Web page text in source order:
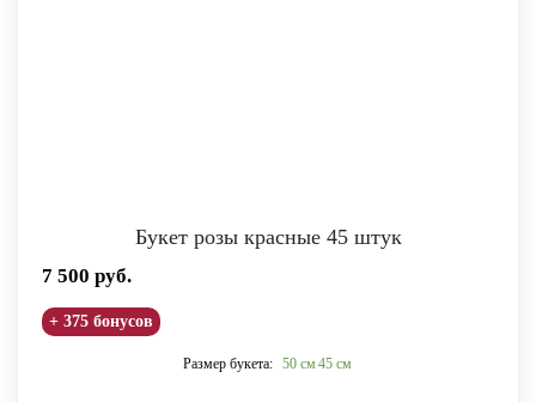
Букет розы красные 45 штук
7 500 руб.
+ 375 бонусов
Размер букета: 50 см 45 см